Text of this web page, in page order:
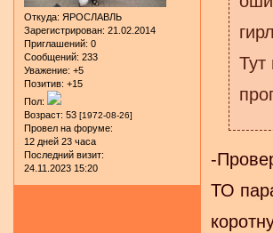
Откуда: ЯРОСЛАВЛЬ
Зарегистрирован: 21.02.2014
Приглашений: 0
Сообщений: 233
Уважение: +5
Позитив: +15
Пол:
Возраст: 53 [1972-08-26]
Провел на форуме:
12 дней 23 часа
Последний визит:
24.11.2023 15:20
Тут
-
ТО